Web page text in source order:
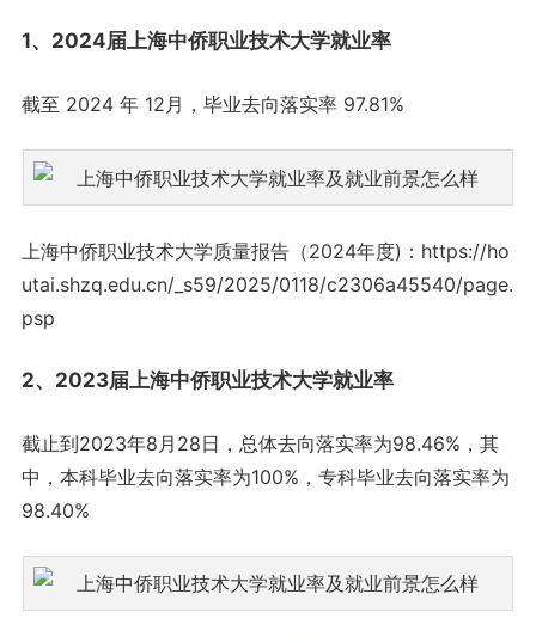
1、2024届上海中侨职业技术大学就业率
截至 2024 年 12月，毕业去向落实率 97.81%
上海中侨职业技术大学质量报告（2024年度)：https://ho
utai.shzq.edu.cn/_s59/2025/0118/c2306a45540/page.
psp
2、2023届上海中侨职业技术大学就业率
截止到2023年8月28日，总体去向落实率为98.46%，其
中，本科毕业去向落实率为100%，专科毕业去向落实率为
98.40%